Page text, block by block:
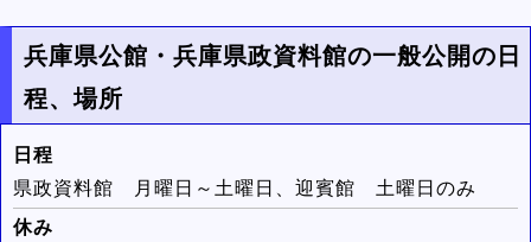
兵庫県公館・兵庫県政資料館の一般公開の日
程、場所
日程
県政資料館 月曜日～土曜日、迎賓館 土曜日のみ
休み